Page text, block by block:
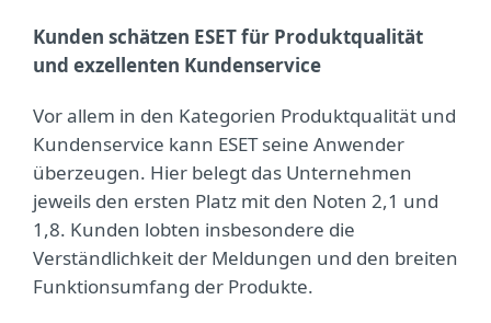
Kunden schätzen ESET für Produktqualität
und exzellenten Kundenservice
Vor allem in den Kategorien Produktqualität und
Kundenservice kann ESET seine Anwender
überzeugen. Hier belegt das Unternehmen
jeweils den ersten Platz mit den Noten 2,1 und
1,8. Kunden lobten insbesondere die
Verständlichkeit der Meldungen und den breiten
Funktionsumfang der Produkte.